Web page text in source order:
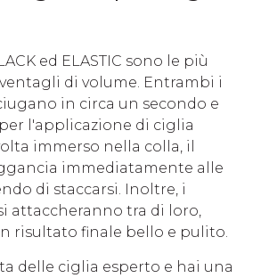
ed ELASTIC sono le più
di volume. Entrambi i
in circa un secondo e
l'applicazione di ciglia
immerso nella colla, il
immediatamente alle
di staccarsi. Inoltre, i
attaccheranno tra di loro,
risultato finale bello e pulito.
delle ciglia esperto e hai una